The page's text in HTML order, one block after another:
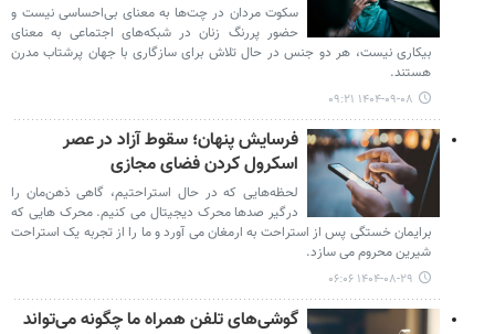
سکوت مردان در چت‌ها به معنای بی‌احساسی نیست و
حضور پررنگ زنان در شبکه‌های اجتماعی به معنای
بیکاری نیست، هر دو جنس در حال تلاش برای سازگاری با جهان پرشتاب مدرن
هستند.
۱۴۰۴-۰۹-۰۸ ۰۹:۲۱
فرسایش پنهان؛ سقوط آزاد در عصر
اسکرول کردن فضای مجازی
لحظه‌هایی که در حال استراحتیم، گاهی ذهن‌مان را
درگیر صدها محرک دیجیتال می کنیم. محرک هایی که
برایمان خستگی پس از استراحت به ارمغان می آورد و ما را از تجربه یک استراحت
شیرین محروم می سازد.
۱۴۰۴-۰۸-۲۹ ۰۶:۰۶
گوشی‌های تلفن همراه ما چگونه می‌تواند